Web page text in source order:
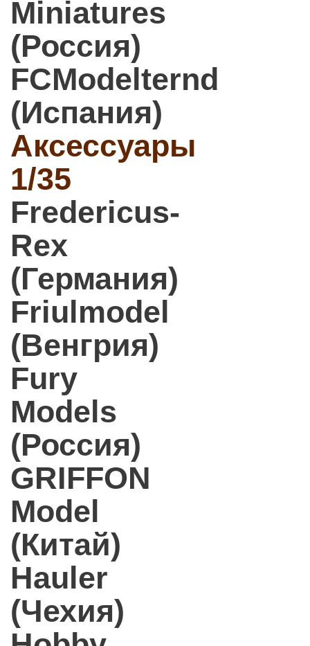
Miniatures
(Россия)
FCModelternd
(Испания)
Аксессуары
1/35
Fredericus-
Rex
(Германия)
Friulmodel
(Венгрия)
Fury
Models
(Россия)
GRIFFON
Model
(Китай)
Hauler
(Чехия)